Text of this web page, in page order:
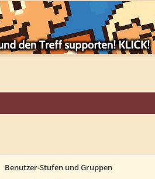
Benutzer-Stufen und Gruppen